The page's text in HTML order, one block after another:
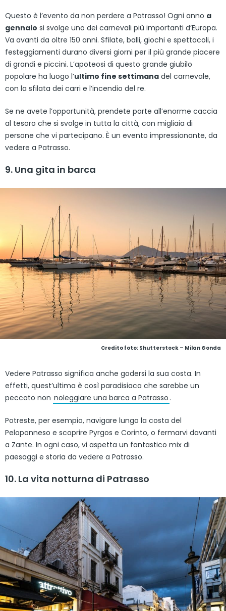
Questo è l’evento da non perdere a Patrasso! Ogni anno a
gennaio si svolge uno dei carnevali più importanti d’Europa.
Va avanti da oltre 150 anni. Sfilate, balli, giochi e spettacoli, i
festeggiamenti durano diversi giorni per il più grande piacere
di grandi e piccini. L’apoteosi di questo grande giubilo
popolare ha luogo l’ultimo fine settimana del carnevale,
con la sfilata dei carri e l’incendio del re.
Se ne avete l’opportunità, prendete parte all’enorme caccia
al tesoro che si svolge in tutta la città, con migliaia di
persone che vi partecipano. È un evento impressionante, da
vedere a Patrasso.
9. Una gita in barca
Credito foto: Shutterstock – Milan Gonda
Vedere Patrasso significa anche godersi la sua costa. In
effetti, quest’ultima è così paradisiaca che sarebbe un
peccato non noleggiare una barca a Patrasso .
Potreste, per esempio, navigare lungo la costa del
Peloponneso e scoprire Pyrgos e Corinto, o fermarvi davanti
a Zante. In ogni caso, vi aspetta un fantastico mix di
paesaggi e storia da vedere a Patrasso.
10. La vita notturna di Patrasso